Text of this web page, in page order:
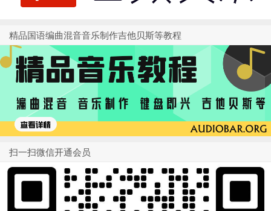
精品国语编曲混音音乐制作吉他贝斯等教程
扫一扫微信开通会员